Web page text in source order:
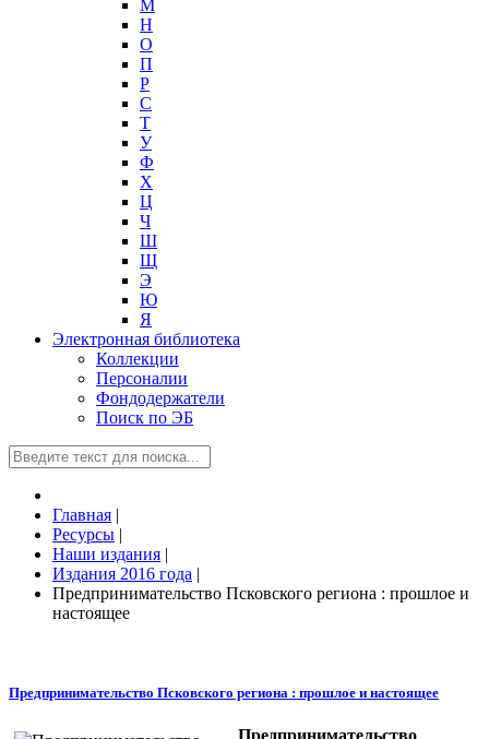
М
Н
О
П
Р
С
Т
У
Ф
Х
Ц
Ч
Ш
Щ
Э
Ю
Я
Электронная библиотека
Коллекции
Персоналии
Фондодержатели
Поиск по ЭБ
Главная |
Ресурсы |
Наши издания |
Издания 2016 года |
Предпринимательство Псковского региона : прошлое и
настоящее
Предпринимательство Псковского региона : прошлое и настоящее